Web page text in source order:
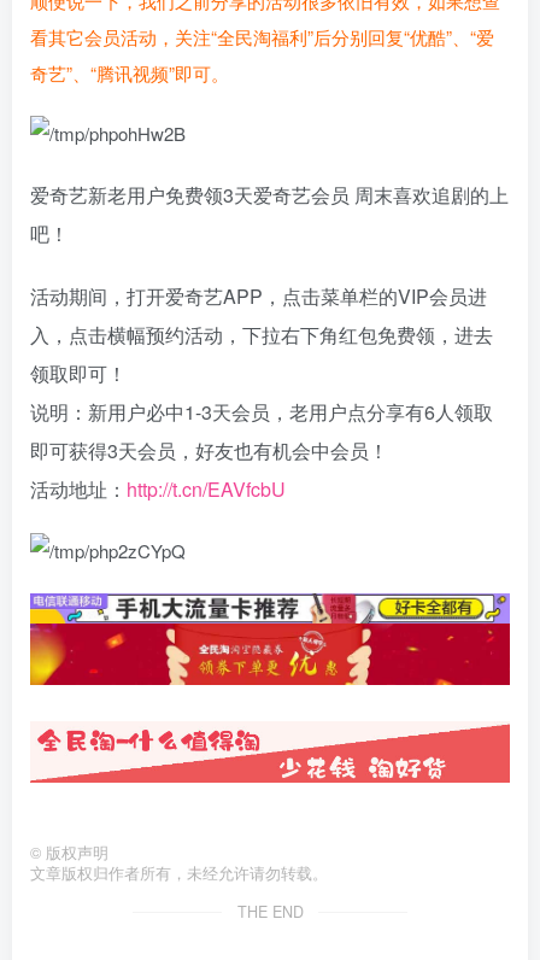
看其它会员活动，关注“全民淘福利”后分别回复“优酷”、“爱
奇艺”、“腾讯视频”即可。
爱奇艺新老用户免费领3天爱奇艺会员 周末喜欢追剧的上
吧！
活动期间，打开爱奇艺APP，点击菜单栏的VIP会员进
入，点击横幅预约活动，下拉右下角红包免费领，进去
领取即可！
说明：新用户必中1-3天会员，老用户点分享有6人领取
即可获得3天会员，好友也有机会中会员！
活动地址： http://t.cn/EAVfcbU
© 版权声明
文章版权归作者所有，未经允许请勿转载。
THE END